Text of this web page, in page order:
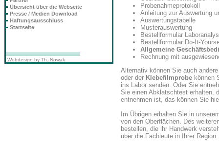
Probenahmeprotokoll
Anleitung zur Auswertung
Auswertungstabelle
Musterauswertung
Bestellformular
Bestellformular Do-It-
Allgemeine
Rechnung mit
Alternativ können Sie auch
oder der Klebefilmprobe können
ins Labor senden. Oder Sie
Sie einen Abklatschtest erhalten,
entnehmen ist, das können Sie
Im Übrigen erhalten Sie in
von den Oberflächen. Des
bestellen, die ihr Handwerk
über die Fachleute in Ihrer Region.
Übersicht über die Webseite
Presse / Medien Download
Haftungsausschluss
Startseite
Webdesign by Th. Nowak